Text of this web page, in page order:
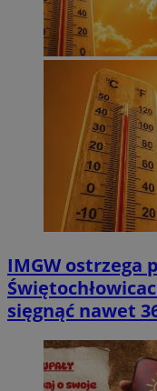
IMGW ostrzega
sięgnąć nawet